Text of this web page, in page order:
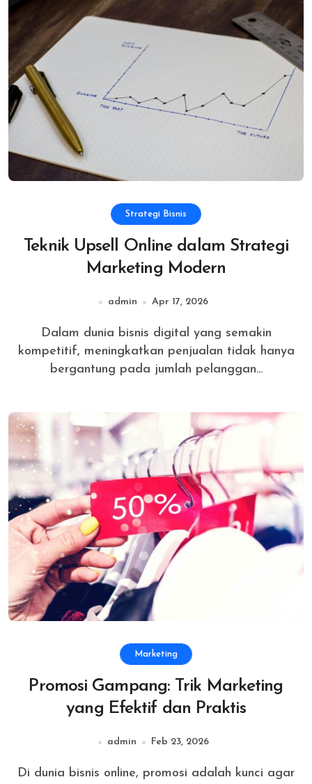
Strategi Bisnis
Teknik Upsell Online dalam Strategi
Marketing Modern
admin Apr 17, 2026
Dalam dunia bisnis digital yang semakin
kompetitif, meningkatkan penjualan tidak hanya
bergantung pada jumlah pelanggan...
Marketing
Promosi Gampang: Trik Marketing
yang Efektif dan Praktis
admin Feb 23, 2026
Di dunia bisnis online, promosi adalah kunci agar